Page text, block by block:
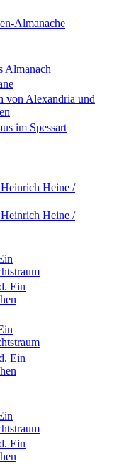
Almanache
Almanach
von Alexandria und
im Spessart
Heine /
Heine /
Ein
Ein
Ein